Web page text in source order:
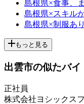
島根県×食事、
島根県×スキル
島根県×制服あり
もっと見る
出雲市の似たバイ
正社員
株式会社ヨシックス